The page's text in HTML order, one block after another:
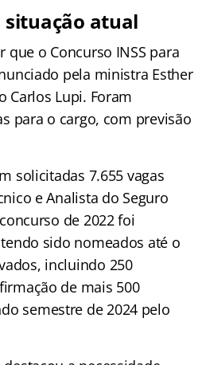
situação atual
que o Concurso INSS para
pela ministra Esther
Carlos Lupi. Foram
para o cargo, com previsão
solicitadas 7.655 vagas
e Analista do Seguro
de 2022 foi
sido nomeados até o
incluindo 250
de mais 500
semestre de 2024 pelo